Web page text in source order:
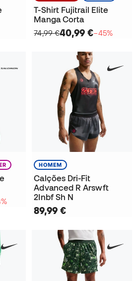
T-Shirt Fujitrail Elite
Manga Corta
74,99 €40,99 €−45%
HOMEM
Calções Dri-Fit
Advanced R Arswft
2Inbf Sh N
89,99 €